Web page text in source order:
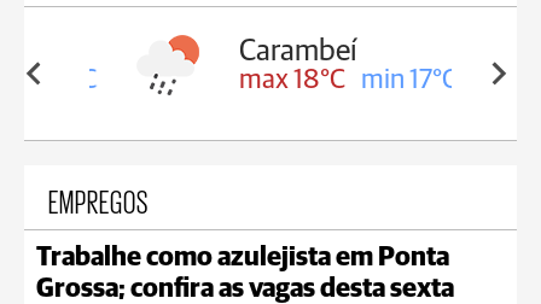
18°C
Carambeí
max 18°C min 17°C
EMPREGOS
Trabalhe como azulejista em Ponta
Grossa; confira as vagas desta sexta